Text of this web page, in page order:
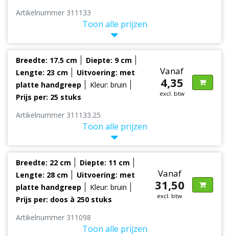
Artikelnummer 311133
Toon alle prijzen
Breedte: 17.5 cm
Diepte: 9 cm
Lengte: 23 cm
Uitvoering: met
platte handgreep
Kleur: bruin
Prijs per: 25 stuks
Vanaf
4,35
excl. btw
Artikelnummer 311133.25
Toon alle prijzen
Breedte: 22 cm
Diepte: 11 cm
Lengte: 28 cm
Uitvoering: met
platte handgreep
Kleur: bruin
Prijs per: doos à 250 stuks
Vanaf
31,50
excl. btw
Artikelnummer 311098
Toon alle prijzen